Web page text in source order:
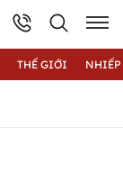
THẾ GIỚI